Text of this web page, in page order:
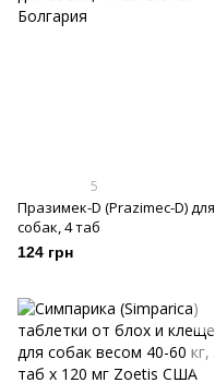
5
Празимек-D (Prazimec-D) для
собак, 4 таб
124 грн